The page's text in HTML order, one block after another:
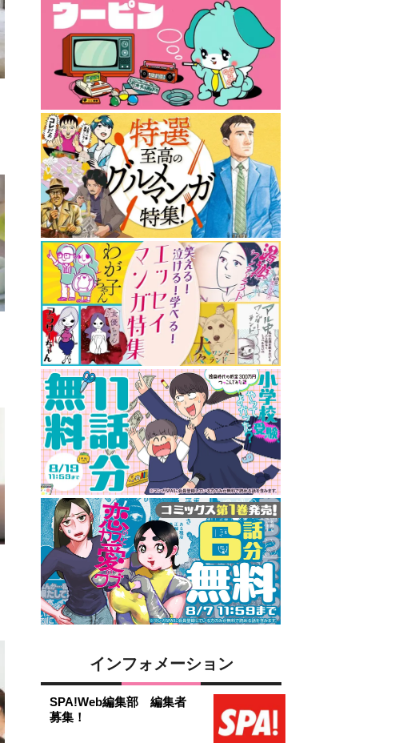
インフォメーション
SPA!Web編集部 編集者
募集！